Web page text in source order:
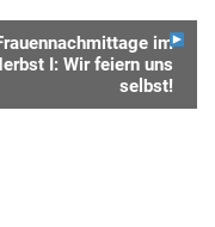
im
I: Wir feiern uns
selbst!